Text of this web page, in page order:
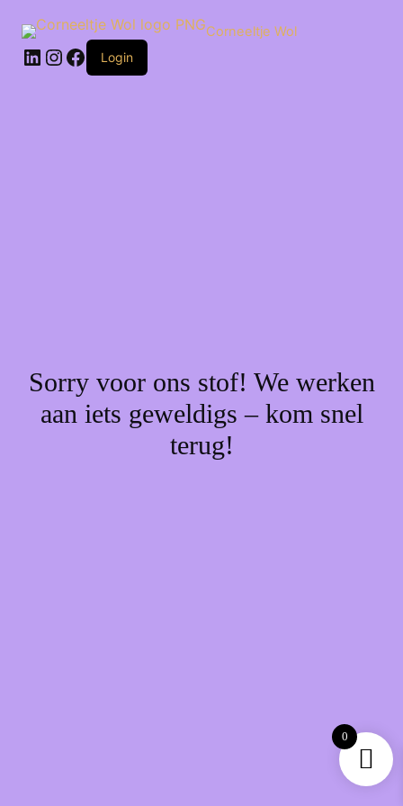
naar
inhoud
Corneeltje Wol
LinkedIn
Instagram
Facebook
Login
Sorry voor ons stof! We werken
aan iets geweldigs – kom snel
terug!
0